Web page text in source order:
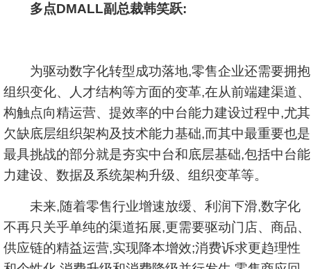
多点DMALL副总裁韩笑跃:
为驱动数字化转型成功落地,零售企业还需要拥抱
组织变化、人才结构等方面的变革,在从前端建渠道、
构触点向精运营、提效率的中台能力建设过程中,尤其
欠缺底层组织架构及技术能力基础,而其中最重要也是
最具挑战的部分就是夯实中台和底层基础,包括中台能
力建设、数据及系统架构升级、组织变革等。
未来,随着零售行业增速放缓、利润下滑,数字化
不再只关乎单纯的渠道拓展,更需要驱动门店、商品、
供应链的精益运营,实现降本增效;消费诉求更趋理性